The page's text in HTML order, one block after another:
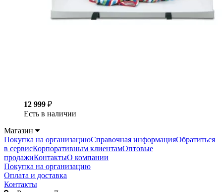
12 999 ₽
Есть в наличии
Магазин
Покупка на организациюСправочная информацияОбратиться
в сервисКорпоративным клиентамОптовые
продажиКонтактыО компании
Покупка на организацию
Оплата и доставка
Контакты